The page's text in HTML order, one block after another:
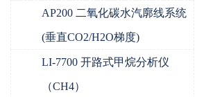
AP200 二氧化碳水汽廓线系统
(垂直CO2/H2O梯度)
LI-7700 开路式甲烷分析仪
（CH4）